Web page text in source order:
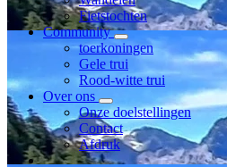
Fietstochten
Community
toerkoningen
Gele trui
Rood-witte trui
Over ons
Onze doelstellingen
Contact
Afdruk